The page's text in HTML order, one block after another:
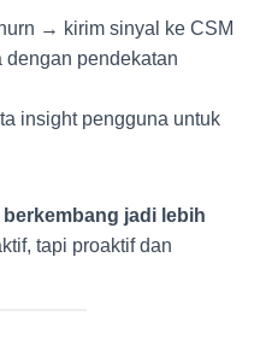
→ kirim sinyal ke CSM
pendekatan
insight pengguna untuk
jadi lebih
tapi proaktif dan